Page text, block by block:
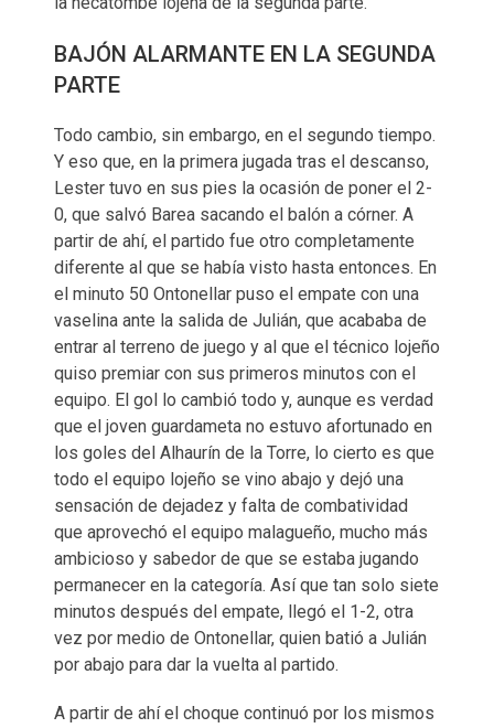
BAJÓN ALARMANTE EN LA SEGUNDA
PARTE
Todo cambio, sin embargo, en el segundo tiempo.
Y eso que, en la primera jugada tras el descanso,
Lester tuvo en sus pies la ocasión de poner el 2-
0, que salvó Barea sacando el balón a córner. A
partir de ahí, el partido fue otro completamente
diferente al que se había visto hasta entonces. En
el minuto 50 Ontonellar puso el empate con una
vaselina ante la salida de Julián, que acababa de
entrar al terreno de juego y al que el técnico lojeño
quiso premiar con sus primeros minutos con el
equipo. El gol lo cambió todo y, aunque es verdad
que el joven guardameta no estuvo afortunado en
los goles del Alhaurín de la Torre, lo cierto es que
todo el equipo lojeño se vino abajo y dejó una
sensación de dejadez y falta de combatividad
que aprovechó el equipo malagueño, mucho más
ambicioso y sabedor de que se estaba jugando
permanecer en la categoría. Así que tan solo siete
minutos después del empate, llegó el 1-2, otra
vez por medio de Ontonellar, quien batió a Julián
por abajo para dar la vuelta al partido.
A partir de ahí el choque continuó por los mismos